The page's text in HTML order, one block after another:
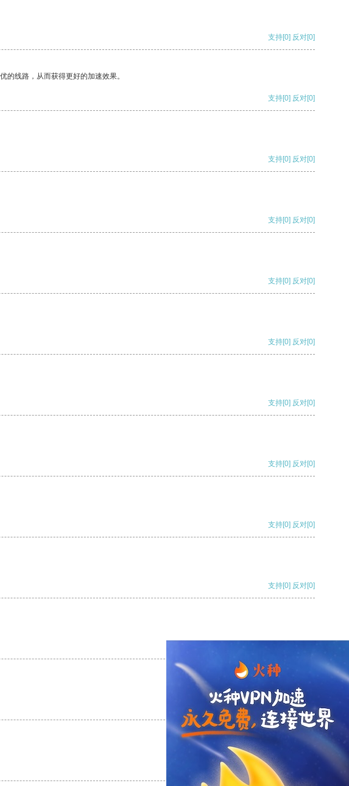
支持[0] 反对[0]
线路，从而获得更好的加速效果。
支持[0] 反对[0]
支持[0] 反对[0]
支持[0] 反对[0]
支持[0] 反对[0]
支持[0] 反对[0]
支持[0] 反对[0]
支持[0] 反对[0]
支持[0] 反对[0]
支持[0] 反对[0]
支持 [0] 反对 [0]
支持